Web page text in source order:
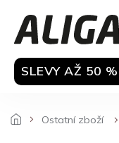
obsah
SLEVY AŽ 50 %
Ostatní zboží